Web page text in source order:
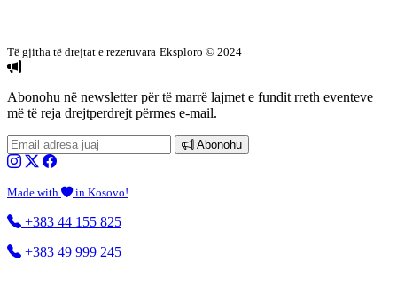
Të gjitha të drejtat e rezeruvara Eksploro © 2024
Abonohu në newsletterpër të marrë lajmet e fundit rreth eventeve
më të reja drejtperdrejt përmes e-mail.
Abonohu
Made with in Kosovo!
+383 44 155 825
+383 49 999 245